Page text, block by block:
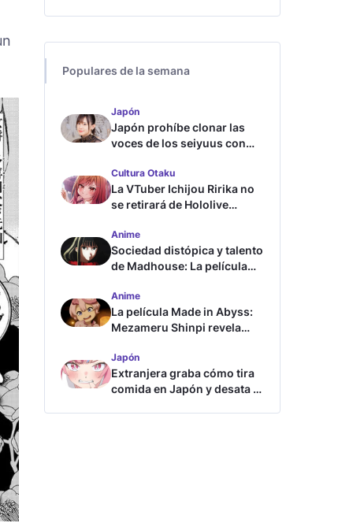
Populares de la semana
Japón
Japón prohíbe clonar las
voces de los seiyuus con
Cultura Otaku
La VTuber Ichijou Ririka no
se retirará de Hololive
Anime
Sociedad distópica y talento
de Madhouse: La película
tráiler
Anime
La película Made in Abyss:
Mezameru Shinpi revela
Japón
Extranjera graba cómo tira
comida en Japón y desata la